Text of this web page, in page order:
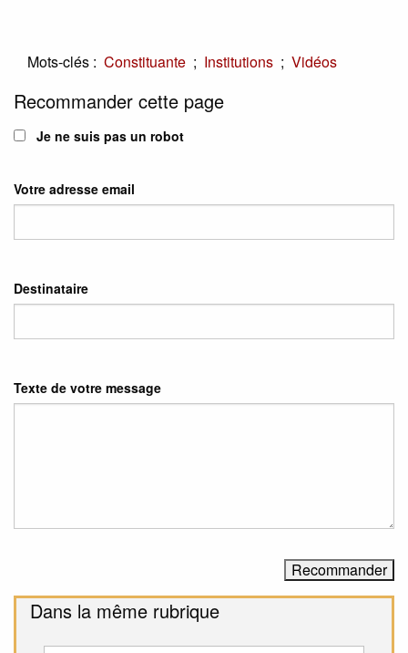
Mots-clés : Constituante ; Institutions ; Vidéos
Recommander cette page
Je ne suis pas un robot
Votre adresse email
Destinataire
Texte de votre message
Dans la même rubrique